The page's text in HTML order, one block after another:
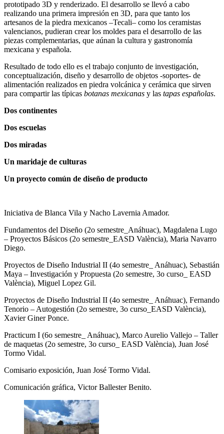
prototipado 3D y renderizado. El desarrollo se llevó a cabo
realizando una primera impresión en 3D, para que tanto los
artesanos de la piedra mexicanos –Tecali– como los ceramistas
valencianos, pudieran crear los moldes para el desarrollo de las
piezas complementarias, que aúnan la cultura y gastronomía
mexicana y española.
Resultado de todo ello es el trabajo conjunto de investigación,
conceptualización, diseño y desarrollo de objetos -soportes- de
alimentación realizados en piedra volcánica y cerámica que sirven
para compartir las típicas botanas mexicanas y las tapas españolas.
Dos continentes
Dos escuelas
Dos miradas
Un maridaje de culturas
Un proyecto común de diseño de producto
Iniciativa de Blanca Vila y Nacho Lavernia Amador.
Fundamentos del Diseño (2o semestre_Anáhuac), Magdalena Lugo
– Proyectos Básicos (2o semestre_EASD València), Maria Navarro
Diego.
Proyectos de Diseño Industrial II (4o semestre_ Anáhuac), Sebastián
Maya – Investigación y Propuesta (2o semestre, 3o curso_ EASD
València), Miguel Lopez Gil.
Proyectos de Diseño Industrial II (4o semestre_ Anáhuac), Fernando
Tenorio – Autogestión (2o semestre, 3o curso_EASD València),
Xavier Giner Ponce.
Practicum I (6o semestre_ Anáhuac), Marco Aurelio Vallejo – Taller
de maquetas (2o semestre, 3o curso_ EASD València), Juan José
Tormo Vidal.
Comisario exposición, Juan José Tormo Vidal.
Comunicación gráfica, Victor Ballester Benito.